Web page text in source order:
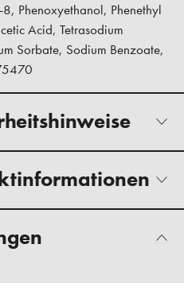
Phenoxyethanol, Phenethyl
Acid, Tetrasodium
Sorbate, Sodium Benzoate,